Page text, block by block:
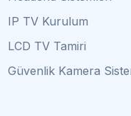
IP TV Kurulum
LCD TV Tamiri
Güvenlik Kamera